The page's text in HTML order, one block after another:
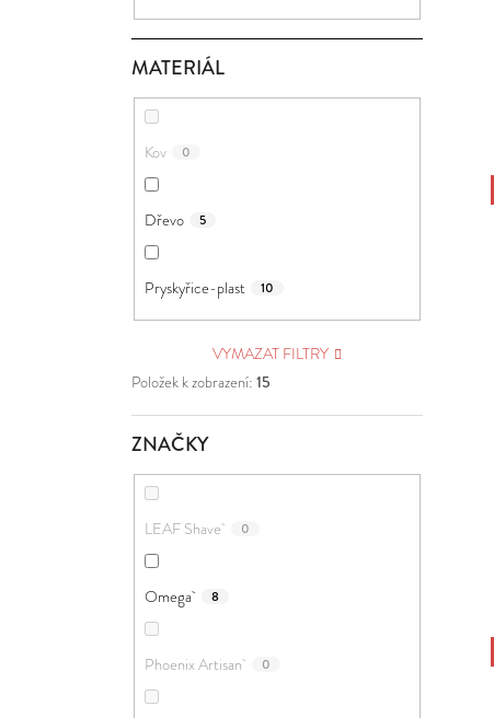
ZNAČKY
LEAF Shave 0
Omega 8
Phoenix Artisan 0
MATERIÁL
Kov 0
Dřevo 5
Pryskyřice-plast 10
VYMAZAT FILTRY
Položek k zobrazení: 15